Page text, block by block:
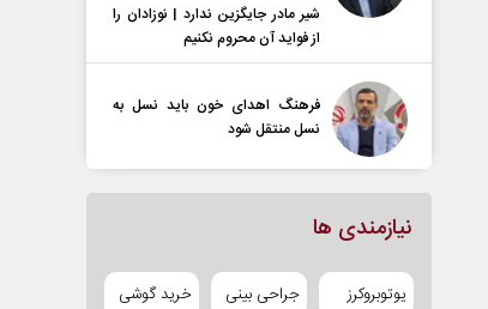
شیر مادر جایگزین ندارد | نوزادان را
از فواید آن محروم نکنیم
فرهنگ اهدای خون باید نسل به
نسل منتقل شود
نیازمندی ها
یوتوبروکرز جراحی بینی
خرید گوشی